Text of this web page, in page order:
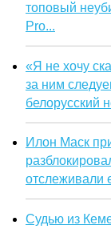
топовый
Pro...
«Я не хочу
за ним
белорусский
Илон Маск
отслеживали
Судью из